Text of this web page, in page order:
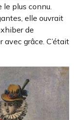
le plus connu.
elle ouvrait
de
grâce. C’était